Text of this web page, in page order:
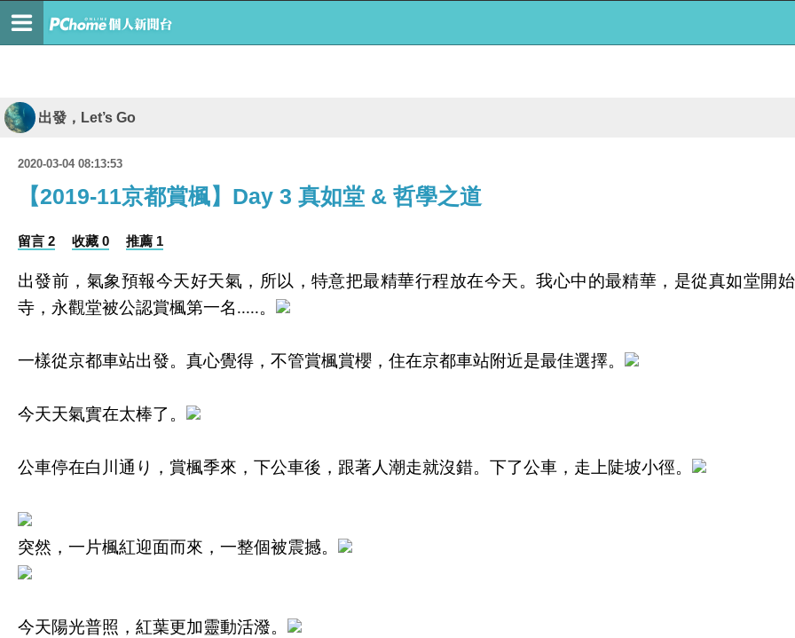
出發，Let’s Go
2020-03-04 08:13:53
【2019-11京都賞楓】Day 3 真如堂 & 哲學之道
留言 2 收藏 0 推薦 1
出發前，氣象預報今天好天氣，所以，特意把最精華行程放在今天。我心中的最精華，是從真如堂開
寺，永觀堂被公認賞楓第一名.....。
一樣從京都車站出發。 真心覺得，不管賞楓賞櫻，住在京都車站附近是最佳選擇。
今天天氣實在太棒了。
公車停在白川通り，賞楓季來，下公車後，跟著人潮走就沒錯。 下了公車，走上陡坡小徑。
突然，一片楓紅迎面而來，一整個被震撼。
今天陽光普照，紅葉更加靈動活潑。